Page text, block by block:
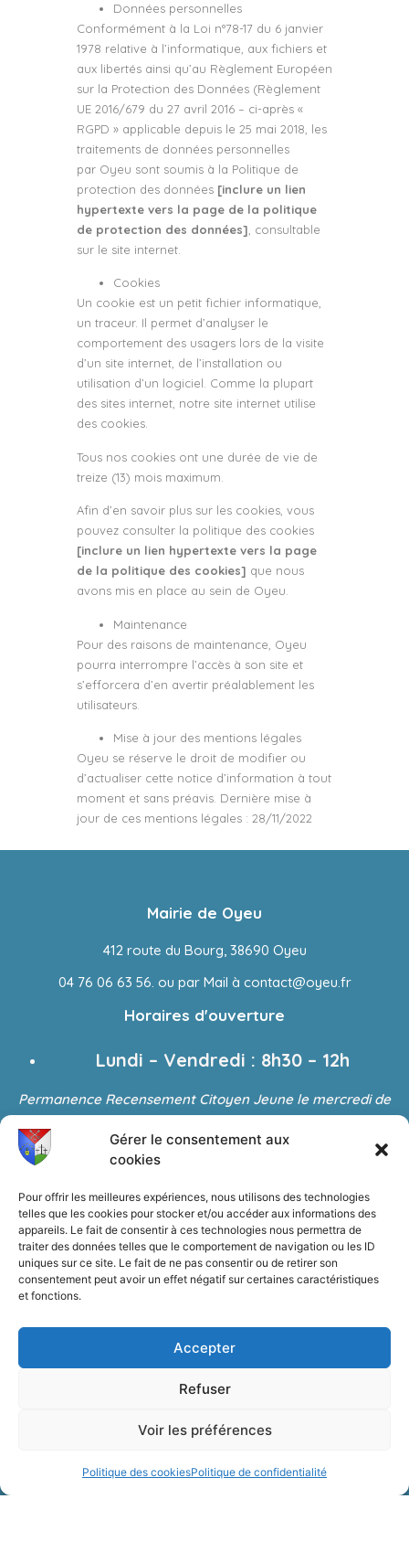
Gérer le consentement aux
cookies
Pour offrir les meilleures expériences, nous utilisons des technologies
telles que les cookies pour stocker et/ou accéder aux informations des
appareils. Le fait de consentir à ces technologies nous permettra de
traiter des données telles que le comportement de navigation ou les ID
uniques sur ce site. Le fait de ne pas consentir ou de retirer son
consentement peut avoir un effet négatif sur certaines caractéristiques
et fonctions.
Accepter
Refuser
Voir les préférences
Politique des cookiesPolitique de confidentialité
Données personnelles
Conformément à la Loi n°78-17 du 6 janvier
1978 relative à l’informatique, aux fichiers et
aux libertés ainsi qu’au Règlement Européen
sur la Protection des Données (Règlement
UE 2016/679 du 27 avril 2016 – ci-après «
RGPD » applicable depuis le 25 mai 2018, les
traitements de données personnelles
par Oyeu sont soumis à la Politique de
protection des données [inclure un lien
hypertexte vers la page de la politique
de protection des données] , consultable
sur le site internet.
Cookies
Un cookie est un petit fichier informatique,
un traceur. Il permet d’analyser le
comportement des usagers lors de la visite
d’un site internet, de l’installation ou
utilisation d’un logiciel. Comme la plupart
des sites internet, notre site internet utilise
des cookies.
Tous nos cookies ont une durée de vie de
treize (13) mois maximum.
Afin d’en savoir plus sur les cookies, vous
pouvez consulter la politique des cookies
[inclure un lien hypertexte vers la page
de la politique des cookies] que nous
avons mis en place au sein de Oyeu.
Maintenance
Pour des raisons de maintenance, Oyeu
pourra interrompre l’accès à son site et
s’efforcera d’en avertir préalablement les
utilisateurs.
Mise à jour des mentions légales
Oyeu se réserve le droit de modifier ou
d’actualiser cette notice d’information à tout
moment et sans préavis. Dernière mise à
jour de ces mentions légales : 28/11/2022
Mairie de Oyeu
412 route du Bourg, 38690 Oyeu
04 76 06 63 56. ou par Mail à contact@oyeu.fr
Horaires d'ouverture
Lundi – Vendredi : 8h30 – 12h
Permanence Recensement Citoyen Jeune le mercredi de
samedi 9H-12h
permanence Urbanisme de 9H-11h sur
RDV ( 30 min)
Permanence de Monsieur le Maire 10h-12h
Vie quotidienne
Mes démarches